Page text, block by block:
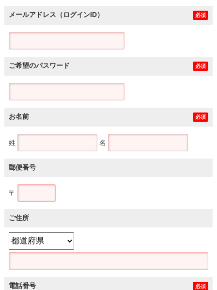
メールアドレス（ログインID） 必須
ご希望のパスワード 必須
お名前 必須
姓 名
郵便番号
〒
ご住所
電話番号 必須